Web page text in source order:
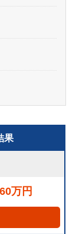
果
万円